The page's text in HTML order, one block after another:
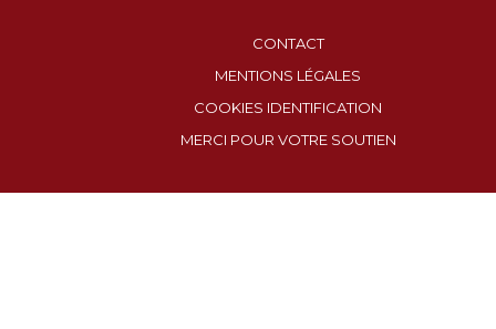
CONTACT
MENTIONS LÉGALES
COOKIES IDENTIFICATION
MERCI POUR VOTRE SOUTIEN